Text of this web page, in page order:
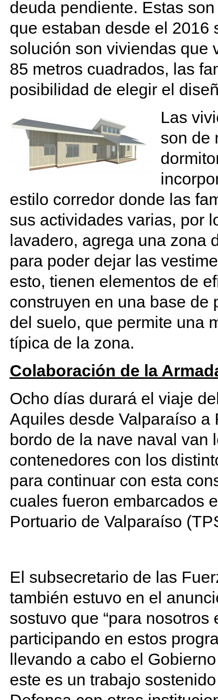
deuda pendiente. Estas
que estaban desde el 2016
solución son viviendas que
85 metros cuadrados, las
posibilidad de elegir el
Las
son de
estilo corredor donde las
sus actividades varias, por
lavadero, agrega una zona
para poder dejar las
esto, tienen elementos de
construyen en una base de
del suelo, que permite una
típica de la zona.
Colaboración de la
Ocho días durará el viaje
Aquiles desde Valparaíso a
bordo de la nave naval van
contenedores con los
para continuar con esta
cuales fueron embarcados
Portuario de Valparaíso
El subsecretario de las
también estuvo en el
sostuvo que “para
participando en estos
llevando a cabo el
este es un trabajo